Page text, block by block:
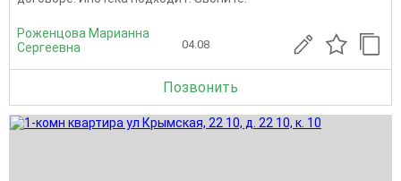
Роженцова Марианна
Сергеевна
04.08
Позвонить